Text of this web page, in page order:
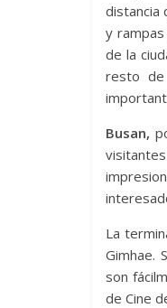
distancia
y
de la
resto de
Busan,
La
Gimhae.
son
de Cine